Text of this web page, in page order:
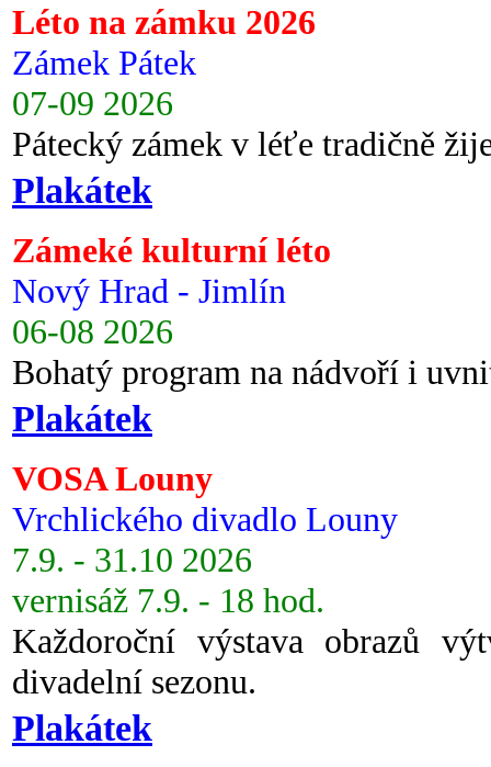
Léto na zámku 2026
Zámek Pátek
07-09 2026
Pátecký zámek v léťe tradičně
Plakátek
Zámeké kulturní léto
Nový Hrad - Jimlín
06-08 2026
Bohatý program na nádvoří i
Plakátek
VOSA Louny
Vrchlického divadlo Louny
7.9. - 31.10 2026
vernisáž 7.9. - 18 hod.
Každoroční výstava obrazů
divadelní sezonu.
Plakátek